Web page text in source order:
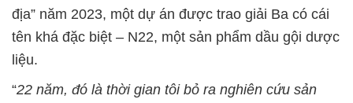
địa” năm 2023, một dự án được trao giải Ba có cái
tên khá đặc biệt – N22, một sản phẩm dầu gội dược
liệu.
“22 năm, đó là thời gian tôi bỏ ra nghiên cứu sản